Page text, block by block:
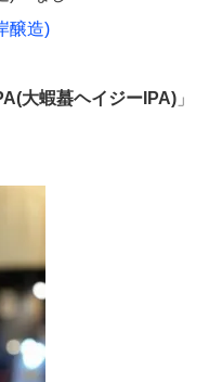
醸造)
大蝦蟇ヘイジーIPA) 」